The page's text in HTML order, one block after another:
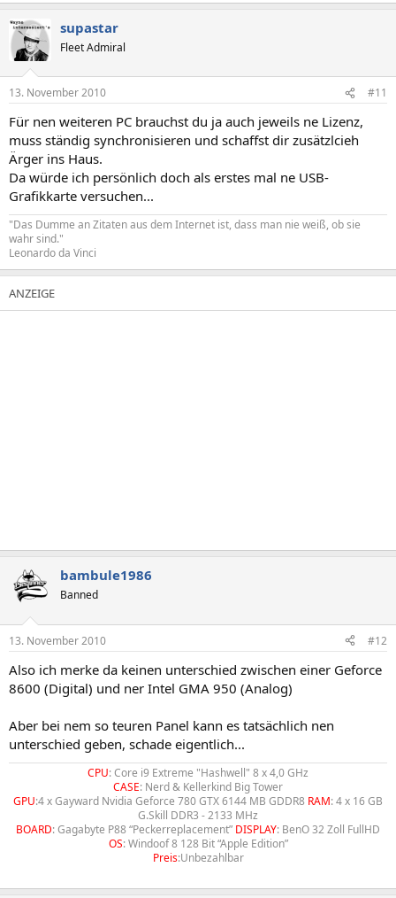
supastar
Fleet Admiral
13. November 2010 #11
Für nen weiteren PC brauchst du ja auch jeweils ne Lizenz,
muss ständig synchronisieren und schaffst dir zusätzlcieh
Ärger ins Haus.
Da würde ich persönlich doch als erstes mal ne USB-
Grafikkarte versuchen...
"Das Dumme an Zitaten aus dem Internet ist, dass man nie weiß, ob sie
wahr sind."
Leonardo da Vinci
bambule1986
Banned
13. November 2010 #12
Also ich merke da keinen unterschied zwischen einer Geforce
8600 (Digital) und ner Intel GMA 950 (Analog)
Aber bei nem so teuren Panel kann es tatsächlich nen
unterschied geben, schade eigentlich...
CPU: Core i9 Extreme "Hashwell" 8 x 4,0 GHz
CASE: Nerd & Kellerkind Big Tower
GPU:4 x Gayward Nvidia Geforce 780 GTX 6144 MB GDDR8 RAM: 4 x 16 GB
G.Skill DDR3 - 2133 MHz
BOARD: Gagabyte P88 “Peckerreplacement” DISPLAY: BenO 32 Zoll FullHD
OS: Windoof 8 128 Bit “Apple Edition”
Preis:Unbezahlbar